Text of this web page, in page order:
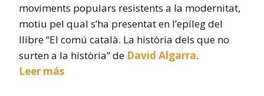
moviments populars resistents a la modernitat,
motiu pel qual s’ha presentat en l’epíleg del
llibre “El comú català. La història dels que no
surten a la història” de David Algarra.
Leer más